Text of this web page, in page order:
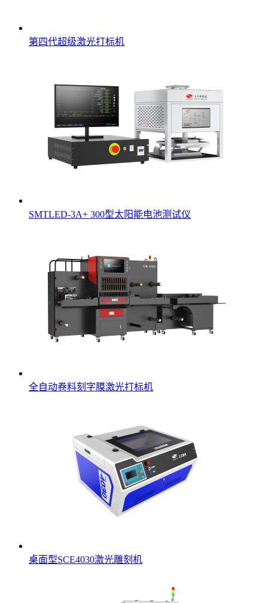
第四代超级激光打标机
SMTLED-3A+ 300型太阳能电池测试仪
全自动卷料刻字膜激光打标机
桌面型SCE4030激光雕刻机